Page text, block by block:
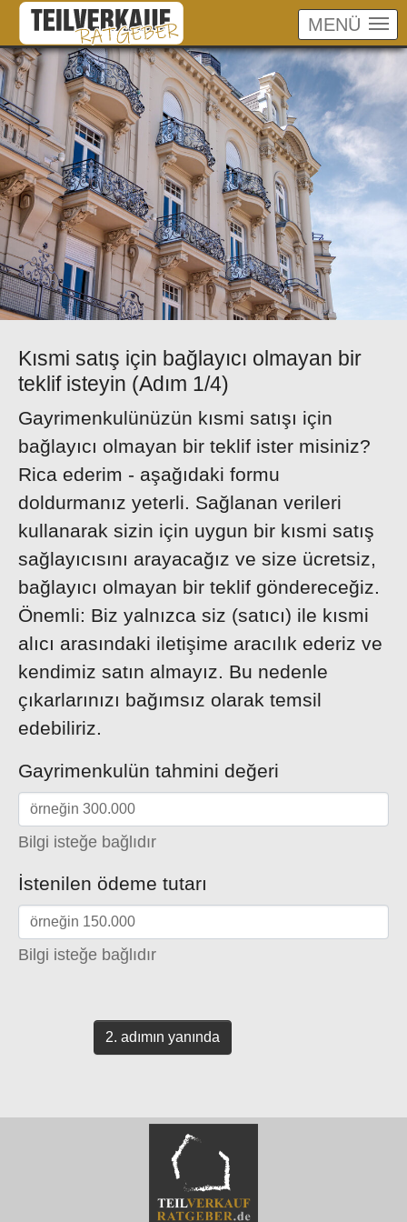
Skip to main content
MENÜ
Kısmi satış için bağlayıcı olmayan bir
teklif isteyin (Adım 1/4)
Gayrimenkulünüzün kısmi satışı için
bağlayıcı olmayan bir teklif ister misiniz?
Rica ederim - aşağıdaki formu
doldurmanız yeterli. Sağlanan verileri
kullanarak sizin için uygun bir kısmi satış
sağlayıcısını arayacağız ve size ücretsiz,
bağlayıcı olmayan bir teklif göndereceğiz.
Önemli: Biz yalnızca siz (satıcı) ile kısmi
alıcı arasındaki iletişime aracılık ederiz ve
kendimiz satın almayız. Bu nedenle
çıkarlarınızı bağımsız olarak temsil
edebiliriz.
Gayrimenkulün tahmini değeri
Bilgi isteğe bağlıdır
İstenilen ödeme tutarı
Bilgi isteğe bağlıdır
2. adımın yanında